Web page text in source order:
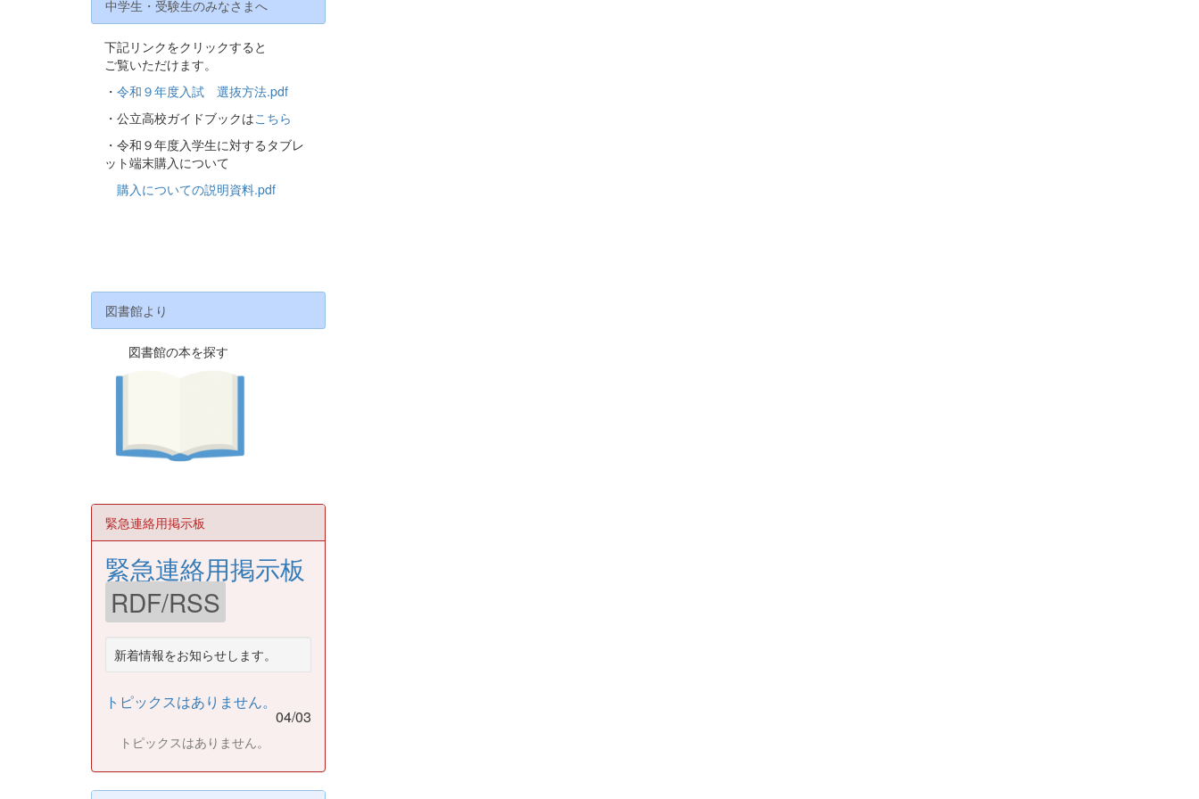
中学生・受験生のみなさまへ
下記リンクをクリックすると
ご覧いただけます。
・ 令和９年度入試 選抜方法.pdf
・公立高校ガイドブックはこちら
・令和９年度入学生に対するタブレ
ット端末購入について
購入についての説明資料.pdf
図書館より
図書館の本を探す
緊急連絡用掲示板
緊急連絡用掲示板
RDF/RSS
新着情報をお知らせします。
トピックスはありません。
04/03
トピックスはありません。